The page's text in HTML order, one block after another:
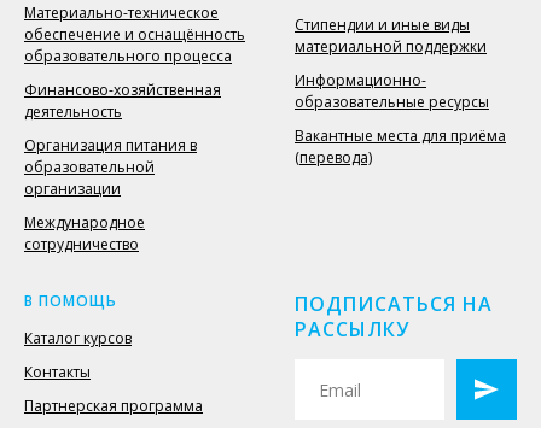
Материально-техническое
обеспечение и оснащённость
образовательного процесса
Финансово-хозяйственная
деятельность
Организация питания в
образовательной
организации
Международное
сотрудничество
Стипендии и иные виды
материальной поддержки
Информационно-
образовательные ресурсы
Вакантные места для приёма
(перевода)
В ПОМОЩЬ
Каталог курсов
Контакты
Партнерская программа
ПОДПИСАТЬСЯ НА
РАССЫЛКУ